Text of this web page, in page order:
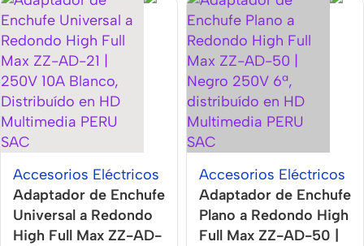
Accesorios Eléctricos
Adaptador de Enchufe
Universal a Redondo
High Full Max ZZ-AD-
Accesorios Eléctricos
Adaptador de Enchufe
Plano a Redondo High
Full Max ZZ-AD-50 |